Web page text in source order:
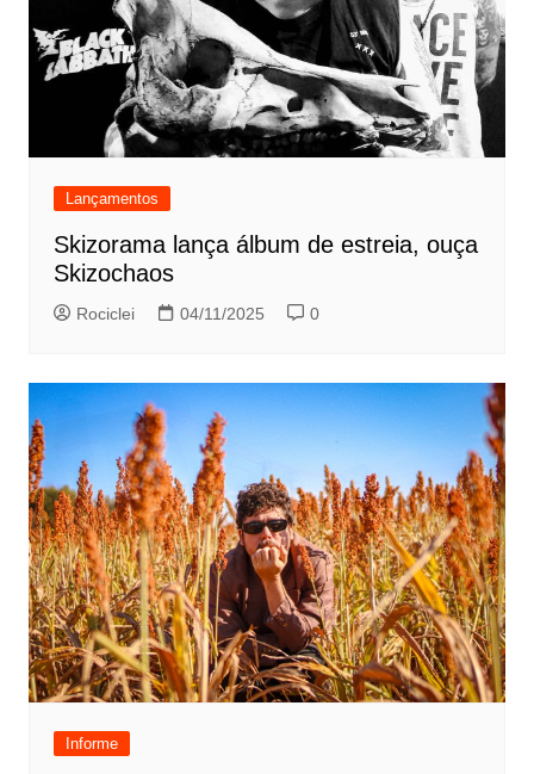
Lançamentos
Skizorama lança álbum de estreia, ouça
Skizochaos
Rociclei 04/11/2025 0
Informe